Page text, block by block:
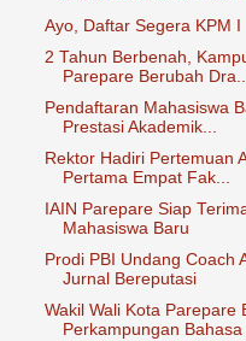
Ayo, Daftar Segera KPM I
2 Tahun Berbenah,
Parepare Berubah Dra...
Pendaftaran Mahasiswa
Prestasi Akademik...
Rektor Hadiri Pertemuan
Pertama Empat Fak...
IAIN Parepare Siap
Mahasiswa Baru
Prodi PBI Undang Coach
Jurnal Bereputasi
Wakil Wali Kota Parepare
Perkampungan Bahasa